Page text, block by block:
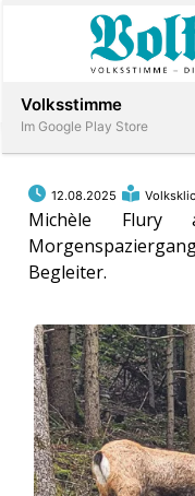
Immobilien
Veranstaltungen
Stellen
E-
Paper
App
12.08.2025
Michèle Flury
Begleiter.
Volksstimme
Im Google Play Store